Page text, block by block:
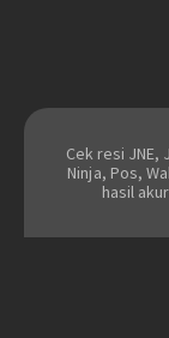
Cek resi JNE,
Ninja, Pos,
hasil